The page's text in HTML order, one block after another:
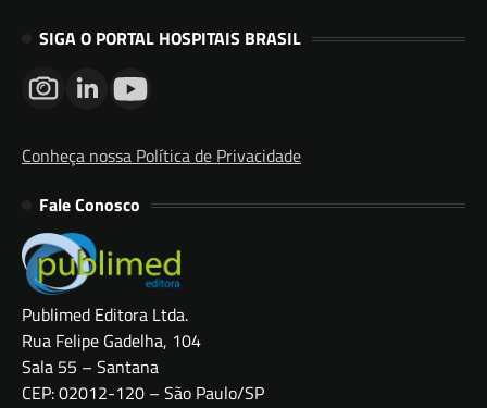
SIGA O PORTAL HOSPITAIS BRASIL
Conheça nossa Política de Privacidade
Fale Conosco
Publimed Editora Ltda.
Rua Felipe Gadelha, 104
Sala 55 – Santana
CEP: 02012-120 – São Paulo/SP